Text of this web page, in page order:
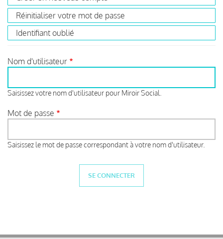
tabs
Réinitialiser votre mot de passe
Identifiant oublié
Nom d'utilisateur
Saisissez votre nom d'utilisateur pour Miroir Social.
Mot de passe
Saisissez le mot de passe correspondant à votre nom d'utilisateur.